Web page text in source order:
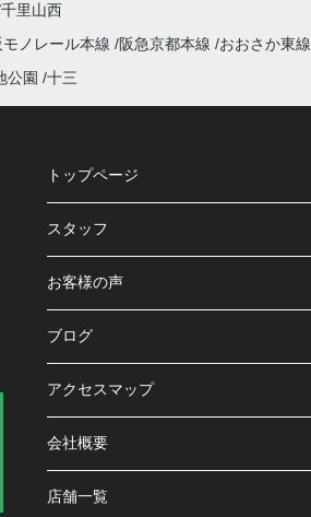
千里山西
モノレール本線 阪急京都本線 おおさか東線
公園 十三
トップページ
スタッフ
お客様の声
ブログ
アクセスマップ
会社概要
店舗一覧